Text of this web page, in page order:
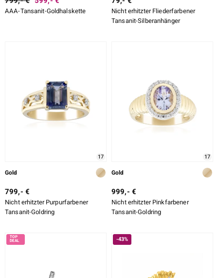
AAA-Tansanit-Goldhalskette
Nicht erhitzter Fliederfarbener
Tansanit-Silberanhänger
17
Gold
799,- €
Nicht erhitzter Purpurfarbener
Tansanit-Goldring
17
Gold
999,- €
Nicht erhitzter Pinkfarbener
Tansanit-Goldring
-43%